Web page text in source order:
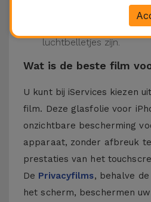
beschikbare stickers.
Plaats de film op de
midden naar de
luchtbelletjes zijn.
Wat is de beste film
U kunt bij iServices kiezen
film. Deze glasfolie voor
onzichtbare bescherming
apparaat, zonder afbreuk
prestaties van het
De Privacyfilms, behalve
het scherm, beschermen